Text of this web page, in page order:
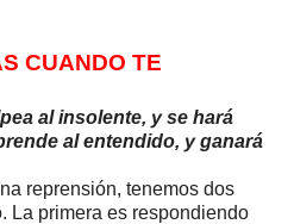
CUANDO TE
al insolente, y se hará
al entendido, y ganará
reprensión, tenemos dos
La primera es respondiendo